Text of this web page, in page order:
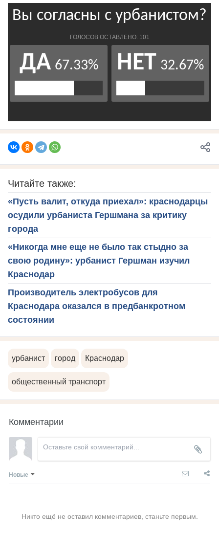
Читайте также:
«Пусть валит, откуда приехал»: краснодарцы
осудили урбаниста Гершмана за критику
города
«Никогда мне еще не было так стыдно за
свою родину»: урбанист Гершман изучил
Краснодар
Производитель электробусов для
Краснодара оказался в предбанкротном
состоянии
урбанист город Краснодар
общественный транспорт
Комментарии
Новые
Никто ещё не оставил комментариев, станьте первым.